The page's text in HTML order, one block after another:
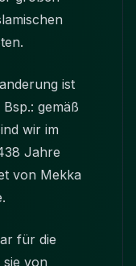
ist
gemäß
wir im
Jahre
von Mekka
für die
von